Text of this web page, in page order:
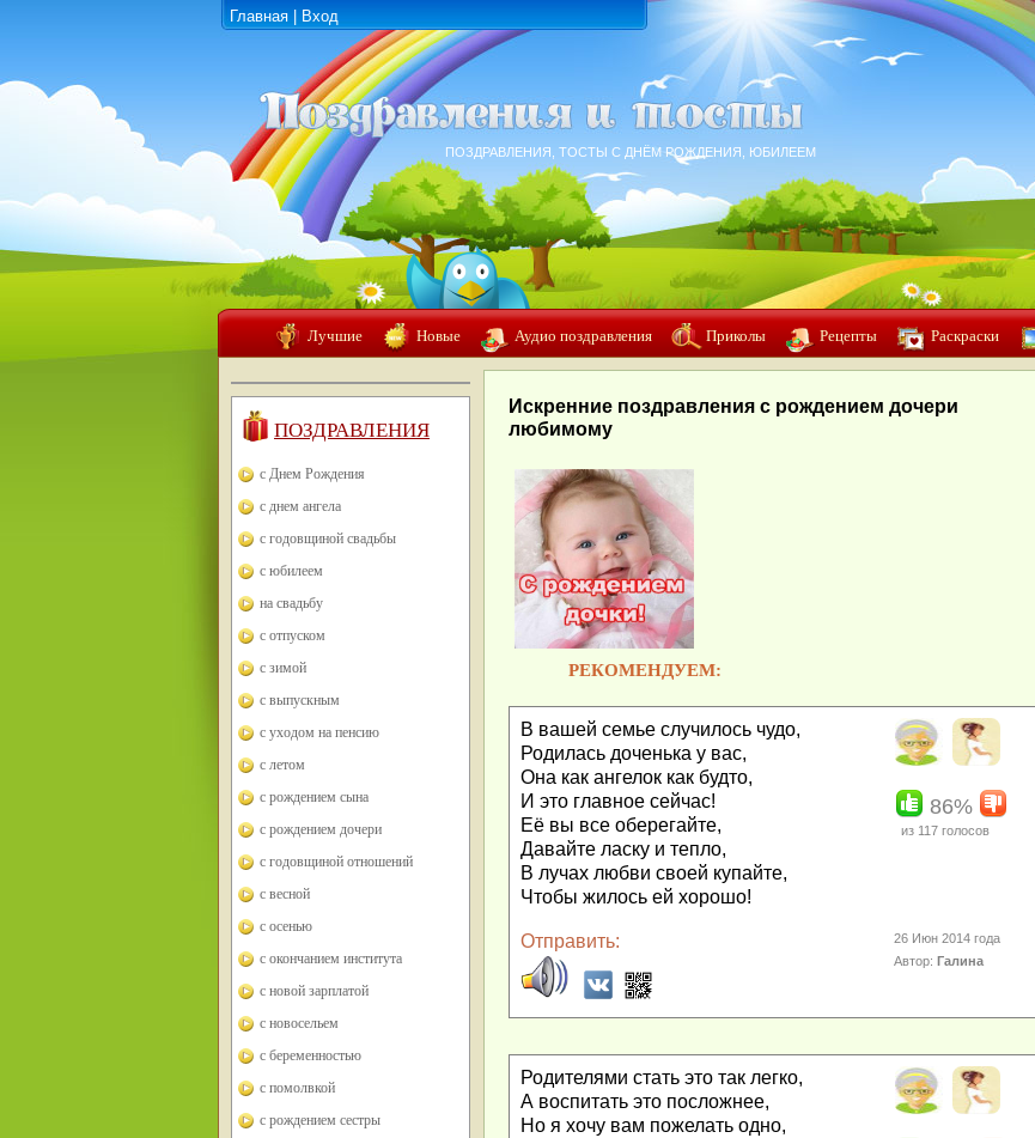
Главная Вход
ПОЗДРАВЛЕНИЯ, ТОСТЫ С ДНЁМ РОЖДЕНИЯ, ЮБИЛЕЕМ
Лучшие Новые Аудио поздравления Приколы Рецепты Раскраски
ПОЗДРАВЛЕНИЯ
с Днем Рождения
с днем ангела
с годовщиной свадьбы
с юбилеем
на свадьбу
с отпуском
с зимой
с выпускным
с уходом на пенсию
с летом
с рождением сына
с рождением дочери
с годовщиной отношений
с весной
с осенью
с окончанием института
с новой зарплатой
с новосельем
с беременностью
с помолвкой
с рождением сестры
Искренние поздравления с рождением дочери
любимому
РЕКОМЕНДУЕМ:
В вашей семье случилось чудо,
Родилась доченька у вас,
Она как ангелок как будто,
И это главное сейчас!
Её вы все оберегайте,
Давайте ласку и тепло,
В лучах любви своей купайте,
Чтобы жилось ей хорошо!
86%
из 117 голосов
Отправить:
26 Июн 2014 года
Автор:Галина
Родителями стать это так легко,
А воспитать это посложнее,
Но я хочу вам пожелать одно,